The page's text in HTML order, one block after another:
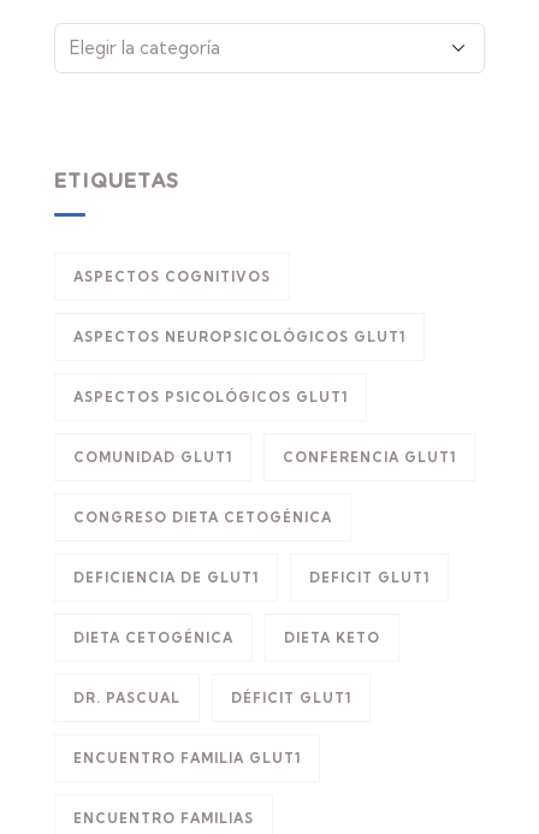
ETIQUETAS
ASPECTOS COGNITIVOS
ASPECTOS NEUROPSICOLÓGICOS GLUT1
ASPECTOS PSICOLÓGICOS GLUT1
COMUNIDAD GLUT1 CONFERENCIA GLUT1
CONGRESO DIETA CETOGÉNICA
DEFICIENCIA DE GLUT1 DEFICIT GLUT1
DIETA CETOGÉNICA DIETA KETO
DR. PASCUAL DÉFICIT GLUT1
ENCUENTRO FAMILIA GLUT1
ENCUENTRO FAMILIAS